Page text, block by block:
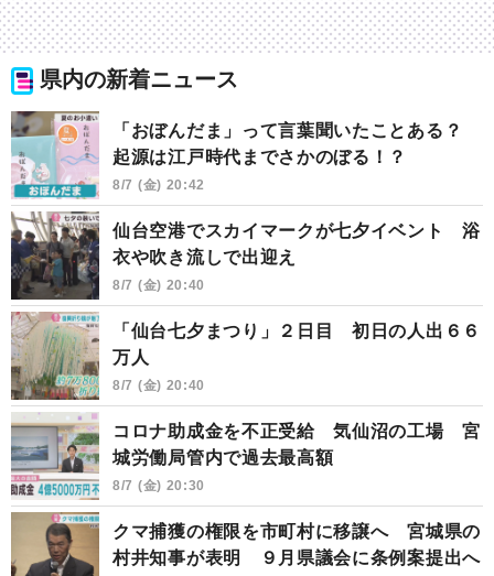
県内の新着ニュース
「おぼんだま」って言葉聞いたことある？
起源は江戸時代までさかのぼる！？
8/7 (金) 20:42
仙台空港でスカイマークが七夕イベント 浴
衣や吹き流しで出迎え
8/7 (金) 20:40
「仙台七夕まつり」２日目 初日の人出６６
万人
8/7 (金) 20:40
コロナ助成金を不正受給 気仙沼の工場 宮
城労働局管内で過去最高額
8/7 (金) 20:30
クマ捕獲の権限を市町村に移譲へ 宮城県の
村井知事が表明 ９月県議会に条例案提出へ